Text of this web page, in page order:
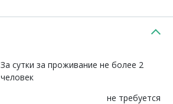
За сутки за проживание не более 2
человек
не требуется